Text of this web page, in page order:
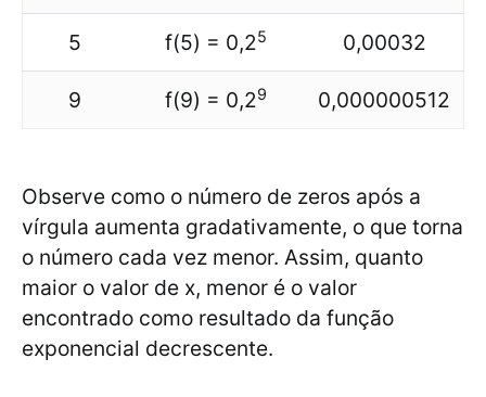
5 f(5) = 0,25 0,00032
9 f(9) = 0,29 0,000000512
Observe como o número de zeros após a
vírgula aumenta gradativamente, o que torna
o número cada vez menor. Assim, quanto
maior o valor de x, menor é o valor
encontrado como resultado da função
exponencial decrescente.